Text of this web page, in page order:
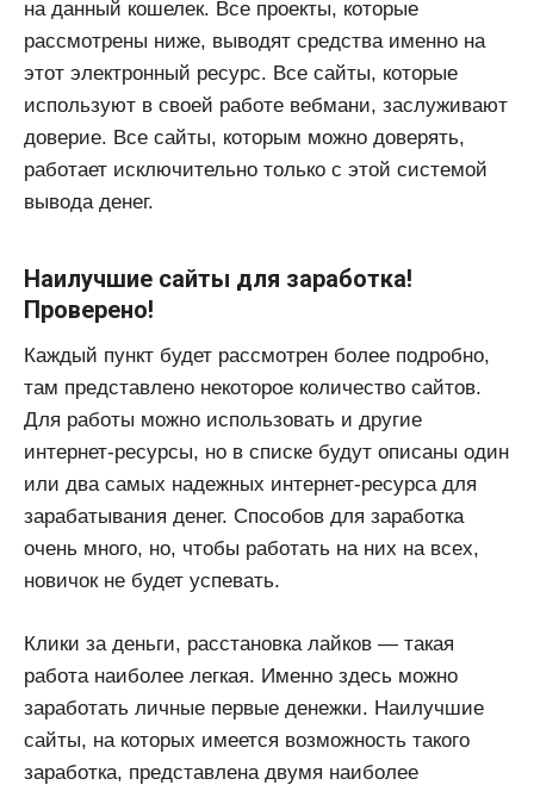
на данный кошелек. Все проекты, которые
рассмотрены ниже, выводят средства именно на
этот электронный ресурс. Все сайты, которые
используют в своей работе вебмани, заслуживают
доверие. Все сайты, которым можно доверять,
работает исключительно только с этой системой
вывода денег.
Наилучшие сайты для заработка!
Проверено!
Каждый пункт будет рассмотрен более подробно,
там представлено некоторое количество сайтов.
Для работы можно использовать и другие
интернет-ресурсы, но в списке будут описаны один
или два самых надежных интернет-ресурса для
зарабатывания денег. Способов для заработка
очень много, но, чтобы работать на них на всех,
новичок не будет успевать.
Клики за деньги, расстановка лайков — такая
работа наиболее легкая. Именно здесь можно
заработать личные первые денежки. Наилучшие
сайты, на которых имеется возможность такого
заработка, представлена двумя наиболее